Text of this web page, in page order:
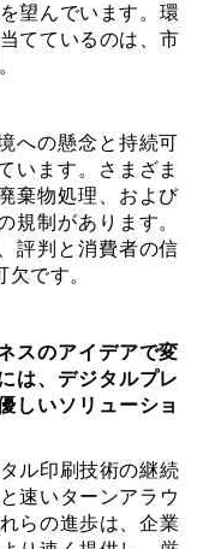
望んでいます。環
てているのは、市
への懸念と持続可
います。さまざま
棄物処理、および
規制があります。
評判と消費者の信
です。
スのアイデアで変
は、デジタルプレ
しいソリューショ
タル印刷技術の継続
速いターンアラウ
らの進歩は、企業